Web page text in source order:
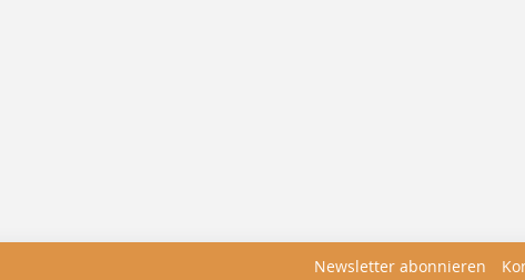
Newsletter abonnieren